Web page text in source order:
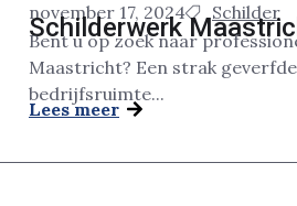
november 17, 2024 Schilder
Schilderwerk
Bent u op zoek naar
Maastricht? Een strak
bedrijfsruimte...
Lees meer